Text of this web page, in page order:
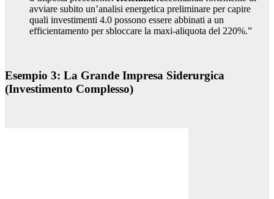
avviare subito un’analisi energetica preliminare per capire
quali investimenti 4.0 possono essere abbinati a un
efficientamento per sbloccare la maxi-aliquota del 220%.”
Esempio 3: La Grande Impresa Siderurgica
(Investimento Complesso)